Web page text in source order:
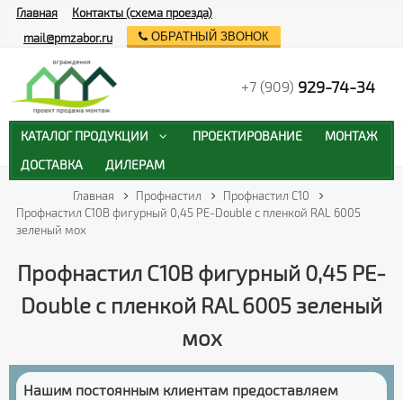
Главная Профнастил
Профнастил С10
Профнастил С10B фигурный 0,45 PE-Double с пленкой RAL 6005
зеленый мох
Профнастил С10B фигурный 0,45 PE-
Double с пленкой RAL 6005 зеленый
мох
Нашим постоянным клиентам предоставляем
Главная
Контакты (схема проезда)
mail@pmzabor.ru
ОБРАТНЫЙ ЗВОНОК
+7 (909) 929-74-34
КАТАЛОГ ПРОДУКЦИИ ПРОЕКТИРОВАНИЕ
МОНТАЖ
ДОСТАВКА
ДИЛЕРАМ